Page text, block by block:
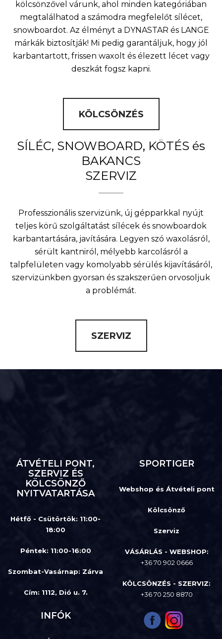
kölcsönzővel várunk, ahol minden kategóriában
megtalálhatod a számodra megfelelőt sílécet,
snowboardot. Az élményt a DYNASTAR és LANGE
márkák biztosítják! Mi pedig garantáljuk, hogy jól
karbantartott, frissen waxolt és élezett lécet vagy
deszkát fogsz kapni.
KÖLCSÖNZÉS
SÍLÉC, SNOWBOARD, KÖTÉS és
BAKANCS
SZERVIZ
Professzionális szervizünk, új gépparkkal nyújt
teljes körű szolgáltatást sílécek és snowboardok
karbantartására, javítására. Legyen szó waxolásról,
sérült kantniról, mélyebb karcolásról a
talpfelületen vagy komolyabb sérülés kijavításáról,
szervizünkben gyorsan és szakszerűen orvosoljuk
a problémát.
SZERVIZ
ÁTVÉTELI PONT,
SZERVIZ ÉS
KÖLCSÖNZŐ
NYITVATARTÁSA
Hétfő - Csütörtök: 11:00-
18:00
Péntek: 11:00-16:00
Szombat-Vasárnap: Zárva
Cím: 1112, Dió u. 7.
SPORTIGER
Webshop és Átvételi pont
Kölcsönző
Szerviz
VÁSÁRLÁS - WEBSHOP:
+36 70 902 0666
KÖLCSÖNZÉS - SZERVIZ:
+36 70 250 8870
INFÓK